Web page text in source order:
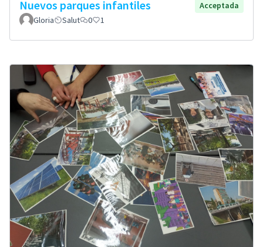
Nuevos parques infantiles
Acceptada
Gloria
Salut 0 1